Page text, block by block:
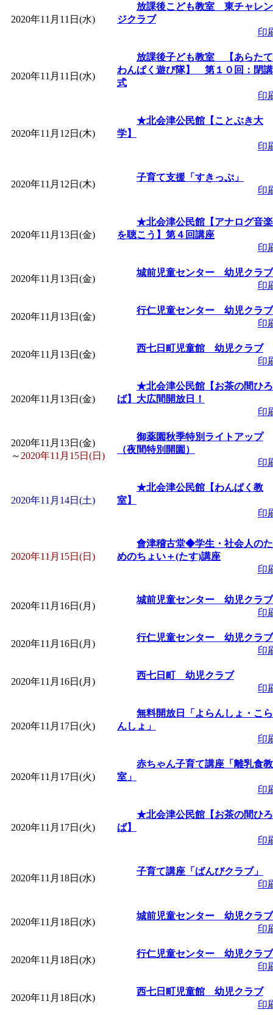
2020年11月11日(水)
放課後こども教室 東チャレン
ジクラブ
印
2020年11月11日(水)
放課後子ども教室 【あらたて
わんぱく遊び隊】 第１０回：閉講
式
印
2020年11月12日(木)
★北会津公民館【ことぶき大
学】
印
2020年11月12日(木)
子育て支援「すきっぷ」
印
2020年11月13日(金)
★北会津公民館【アナログ音楽
を聴こう】第４回講座
印
2020年11月13日(金)
城前児童センター 幼児クラブ
印
2020年11月13日(金)
行仁児童センター 幼児クラブ
印
2020年11月13日(金)
西七日町児童館 幼児クラブ
印
2020年11月13日(金)
★北会津公民館【お茶の間ひろ
ば】大広間開放日！
印
2020年11月13日(金)
～ 2020年11月15日(日)
御薬園秋季特別ライトアップ
（夜間特別開園）
印
2020年11月14日(土)
★北会津公民館【わんぱく教
室】
印
2020年11月15日(日)
會津稽古堂◆学生・社会人のた
めのちょい＋(たす)講座
印
2020年11月16日(月)
城前児童センター 幼児クラブ
印
2020年11月16日(月)
行仁児童センター 幼児クラブ
印
2020年11月16日(月)
西七日町 幼児クラブ
印
2020年11月17日(火)
無料開放日「よらんしょ・こら
んしょ」
印
2020年11月17日(火)
赤ちゃん子育て講座「離乳食教
室」
印
2020年11月17日(火)
★北会津公民館【お茶の間ひろ
ば】
印
2020年11月18日(水)
子育て講座「ばんびクラブ」
印
2020年11月18日(水)
城前児童センター 幼児クラブ
印
2020年11月18日(水)
行仁児童センター 幼児クラブ
印
2020年11月18日(水)
西七日町児童館 幼児クラブ
印